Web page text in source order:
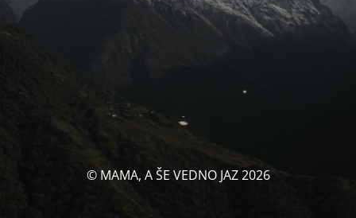
© MAMA, A ŠE VEDNO JAZ 2026